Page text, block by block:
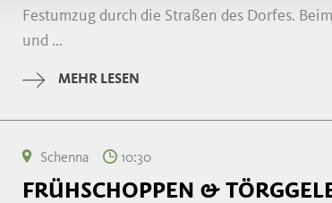
Festumzug durch die Straßen des Dorfes.
und ...
MEHR LESEN
Schenna 10:30
FRÜHSCHOPPEN &